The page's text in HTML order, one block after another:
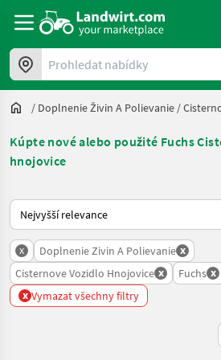
Prohledat nabídky
/ Doplnenie Živin A Polievanie /
Kúpte nové alebo použité Fuchs
hnojovice
Takto se řadí nabídky na Landwirt.com
x Doplnenie Zivin A Polievanie x
Cisternove Vozidlo Hnojovice x Fuchs x
x Vymazat všechny filtry